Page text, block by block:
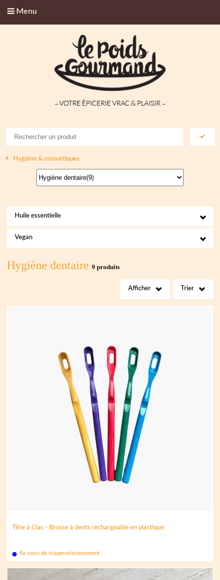
Menu
Hygiène & cosmétiques
Huile essentielle
Vegan
Hygiène dentaire 9 produits
Afficher Trier
Tête à Clac - Brosse à dents rechargeable en plastique
En cours de réapprovisionnement